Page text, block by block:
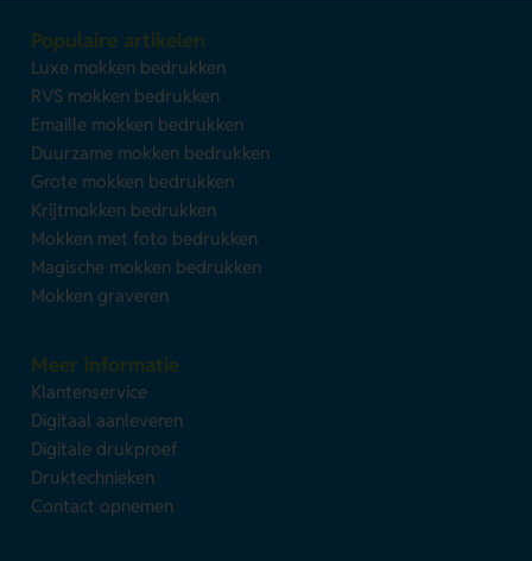
Populaire artikelen
Luxe mokken bedrukken
RVS mokken bedrukken
Emaille mokken bedrukken
Duurzame mokken bedrukken
Grote mokken bedrukken
Krijtmokken bedrukken
Mokken met foto bedrukken
Magische mokken bedrukken
Mokken graveren
Meer informatie
Klantenservice
Digitaal aanleveren
Digitale drukproef
Druktechnieken
Contact opnemen